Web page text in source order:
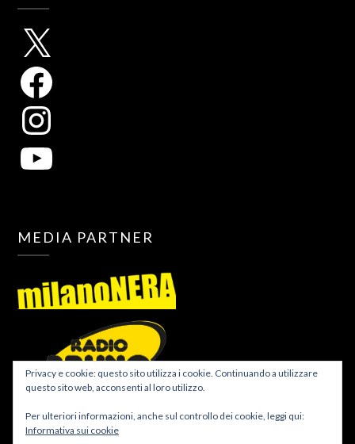
MEDIA PARTNER
Privacy e cookie: questo sito utilizza i cookie. Continuando a utilizzare
questo sito web, acconsenti al loro utilizzo.
Per ulteriori informazioni, anche sul controllo dei cookie, leggi qui:
Informativa sui cookie